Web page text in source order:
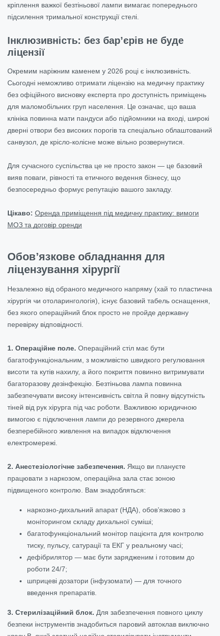
кріплення важкої безтіньової лампи вимагає попереднього
підсилення тримальної конструкції стелі.
Інклюзивність: без бар’єрів не буде
ліцензії
Окремим наріжним каменем у 2026 році є інклюзивність.
Сьогодні неможливо отримати ліцензію на медичну практику
без офіційного висновку експерта про доступність приміщень
для маломобільних груп населення. Це означає, що ваша
клініка повинна мати пандуси або підйомники на вході, широкі
дверні отвори без високих порогів та спеціально облаштований
санвузол, де крісло-колісне може вільно розвернутися.
Для сучасного суспільства це не просто закон — це базовий
вияв поваги, рівності та етичного ведення бізнесу, що
безпосередньо формує репутацію вашого закладу.
Цікаво: Оренда приміщення під медичну практику: вимоги
МОЗ та договір оренди
Обов’язкове обладнання для
ліцензування хірургії
Незалежно від обраного медичного напряму (хай то пластична
хірургія чи отоларингологія), існує базовий табель оснащення,
без якого операційний блок просто не пройде державну
перевірку відповідності.
1. Операційне поле. Операційний стіл має бути
багатофункціональним, з можливістю швидкого регулювання
висоти та кутів нахилу, а його покриття повинно витримувати
багаторазову дезінфекцію. Безтіньова лампа повинна
забезпечувати високу інтенсивність світла й повну відсутність
тіней від рук хірурга під час роботи. Важливою юридичною
вимогою є підключення лампи до резервного джерела
безперебійного живлення на випадок відключення
електромережі.
2. Анестезіологічне забезпечення. Якщо ви плануєте
працювати з наркозом, операційна зала стає зоною
підвищеного контролю. Вам знадобляться:
наркозно-дихальний апарат (НДА), обов’язково з
моніторингом складу дихальної суміші;
багатофункціональний монітор пацієнта для контролю
тиску, пульсу, сатурації та ЕКГ у реальному часі;
дефібрилятор — має бути зарядженим і готовим до
роботи 24/7;
шприцеві дозатори (інфузомати) — для точного
введення препаратів.
3. Стерилізаційний блок. Для забезпечення повного циклу
безпеки інструментів знадобиться паровий автоклав виключно